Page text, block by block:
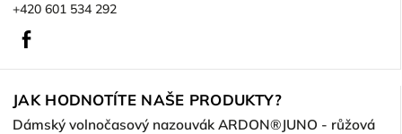
+420 601 534 292
JAK HODNOTÍTE NAŠE PRODUKTY?
Dámský volnočasový nazouvák ARDON®JUNO - růžová